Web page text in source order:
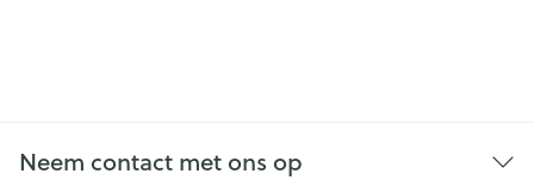
Neem contact met ons op